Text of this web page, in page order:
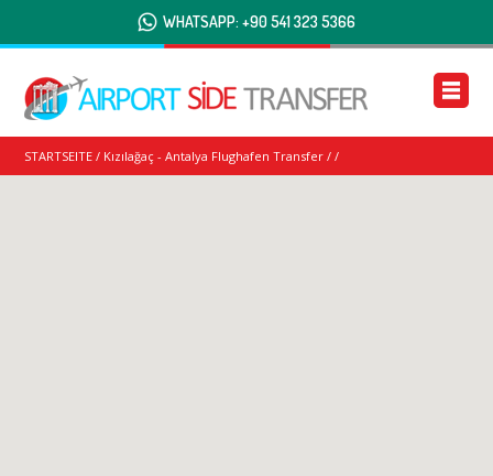
WHATSAPP: +90 541 323 5366
STARTSEITE / Kızılağaç - Antalya Flughafen Transfer //